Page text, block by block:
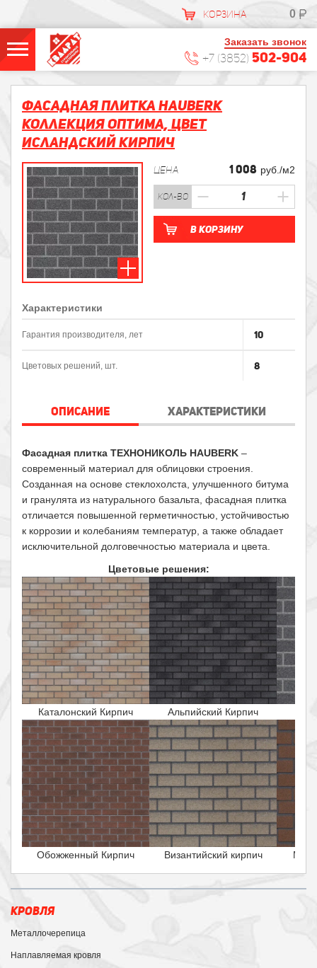
КОРЗИНА 0
Заказать звонок
+7 (3852) 502-904
Фасадная плитка HAUBERK
Коллекция Оптима, цвет
Исландский Кирпич
ЦЕНА 1 008 руб./м2
кол-во
В корзину
Характеристики
Гарантия производителя, лет 10
Цветовых решений, шт. 8
ОПИСАНИЕ ХАРАКТЕРИСТИКИ
Фасадная плитка ТЕХНОНИКОЛЬ HAUBERK –
современный материал для облицовки строения.
Созданная на основе стеклохолста, улучшенного битума
и гранулята из натурального базальта, фасадная плитка
отличается повышенной герметичностью, устойчивостью
к коррозии и колебаниям температур, а также обладает
исключительной долговечностью материала и цвета.
Цветовые решения:
Каталонский Кирпич Альпийский Кирпич
Обожженный Кирпич Византийский кирпич
КРОВЛЯ
Металлочерепица
Наплавляемая кровля